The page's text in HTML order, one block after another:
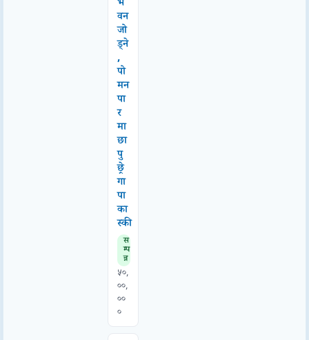
भ
वन
जो
ड्ने
,
पो
मन
पा
र
मा
छा
पु
छ्रे
गा
पा
का
स्की
स
म्प
न्न
५०,
००,
००
०